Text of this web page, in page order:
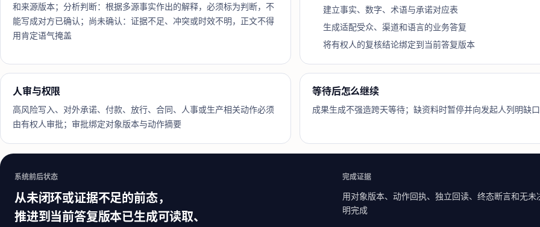
和来源版本；分析判断：根据多源事实作出的解释，必须标为判断，不
能写成对方已确认；尚未确认：证据不足、冲突或时效不明，正文不得
用肯定语气掩盖
建立事实、数字、术语与承诺对应表
生成适配受众、渠道和语言的业务答复
将有权人的复核结论绑定到当前答复版本
人审与权限
高风险写入、对外承诺、付款、放行、合同、人事或生产相关动作必须
由有权人审批；审批绑定对象版本与动作摘要
等待后怎么继续
成果生成不强造跨天等待；缺资料时暂停并向发起人列明缺口
系统前后状态
从未闭环或证据不足的前态，
推进到当前答复版本已生成可读取、
完成证据
用对象版本、动作回执、独立回读、终态断言和无未
明完成